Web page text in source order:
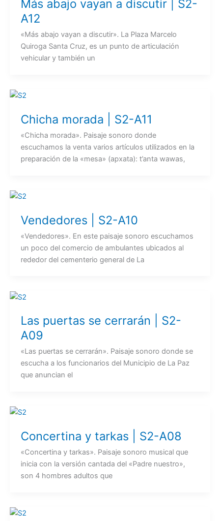
Más abajo vayan a discutir | S2-
A12
«Más abajo vayan a discutir». La Plaza Marcelo
Quiroga Santa Cruz, es un punto de articulación
vehicular y también un
Chicha morada | S2-A11
«Chicha morada». Paisaje sonoro donde
escuchamos la venta varios artículos utilizados en la
preparación de la «mesa» (apxata): t’anta wawas,
Vendedores | S2-A10
«Vendedores». En este paisaje sonoro escuchamos
un poco del comercio de ambulantes ubicados al
rededor del cementerio general de La
Las puertas se cerrarán | S2-
A09
«Las puertas se cerrarán». Paisaje sonoro donde se
escucha a los funcionarios del Municipio de La Paz
que anuncian el
Concertina y tarkas | S2-A08
«Concertina y tarkas». Paisaje sonoro musical que
inicia con la versión cantada del «Padre nuestro»,
son 4 hombres adultos que